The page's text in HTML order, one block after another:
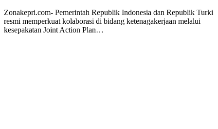
Zonakepri.com- Pemerintah Republik Indonesia dan Republik Turki
resmi memperkuat kolaborasi di bidang ketenagakerjaan melalui
kesepakatan Joint Action Plan…